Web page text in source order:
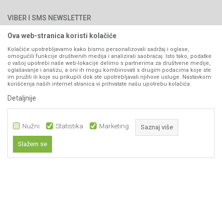
Kontakt
Pravo na odustajanje
Reklamacije
Povraćaj sredstava
Zamjena artikala
Plaćanje karticama
VIBER I SMS NEWSLETTER
PRATITE NAS
Ova web-stranica koristi kolačiće
Kolačiće upotrebljavamo kako bismo personalizovali sadržaj i oglase,
omogućili funkcije društvenih medija i analizirali saobraćaj. Isto tako, podatke
o vašoj upotrebi naše web-lokacije delimo s partnerima za društvene medije,
oglašavanje i analizu, a oni ih mogu kombinovati s drugim podacima koje ste
im pružili ili koje su prikupili dok ste upotrebljavali njihove usluge. Nastavkom
korišćenja naših internet stranica vi prihvatate našu upotrebu kolačića.
Detaljnije
Nužni Statistika Marketing Saznaj više
Slažem se